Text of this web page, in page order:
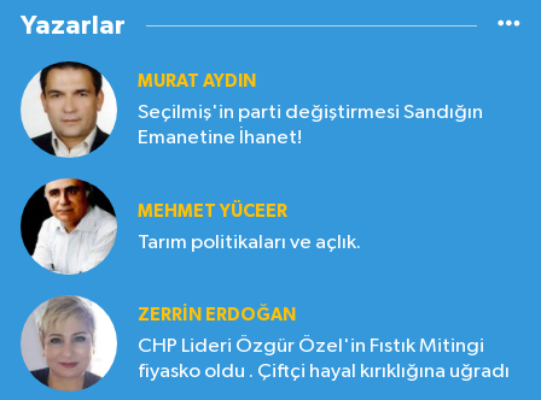
Yazarlar
MURAT AYDIN
Seçilmiş'in parti değiştirmesi Sandığın
Emanetine İhanet!
MEHMET YÜCEER
Tarım politikaları ve açlık.
ZERRIN ERDOĞAN
CHP Lideri Özgür Özel'in Fıstık Mitingi
fiyasko oldu . Çiftçi hayal kırıklığına uğradı